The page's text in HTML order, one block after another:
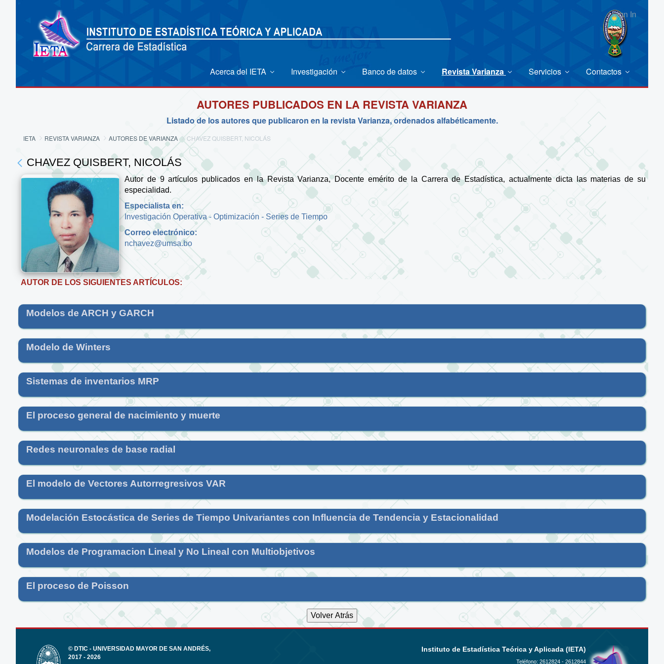
Sign In
Acerca del IETA Investigación Banco de datos Revista Varianza Servicios Contactos
AUTORES PUBLICADOS EN LA REVISTA VARIANZA
Listado de los autores que publicaron en la revista Varianza, ordenados alfabéticamente.
IETA REVISTA VARIANZA AUTORES DE VARIANZA CHAVEZ QUISBERT, NICOLÁS
CHAVEZ QUISBERT, NICOLÁS
Autor de 9 artículos publicados en la Revista Varianza, Docente emérito de la Carrera de Estadística, actualmente dicta las materias de su
especialidad.
Especialista en:
Investigación Operativa - Optimización - Series de Tiempo
Correo electrónico:
nchavez@umsa.bo
AUTOR DE LOS SIGUIENTES ARTÍCULOS:
Modelos de ARCH y GARCH
Modelo de Winters
Sistemas de inventarios MRP
El proceso general de nacimiento y muerte
Redes neuronales de base radial
El modelo de Vectores Autorregresivos VAR
Modelación Estocástica de Series de Tiempo Univariantes con Influencia de Tendencia y Estacionalidad
Modelos de Programacion Lineal y No Lineal con Multiobjetivos
El proceso de Poisson
© DTIC - UNIVERSIDAD MAYOR DE SAN ANDRÉS,
2017 - 2026
Instituto de Estadística Teórica y Aplicada (IETA)
Teléfono: 2612824 - 2612844